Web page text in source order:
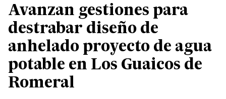
Avanzan gestiones para
destrabar diseño de
anhelado proyecto de agua
potable en Los Guaicos de
Romeral